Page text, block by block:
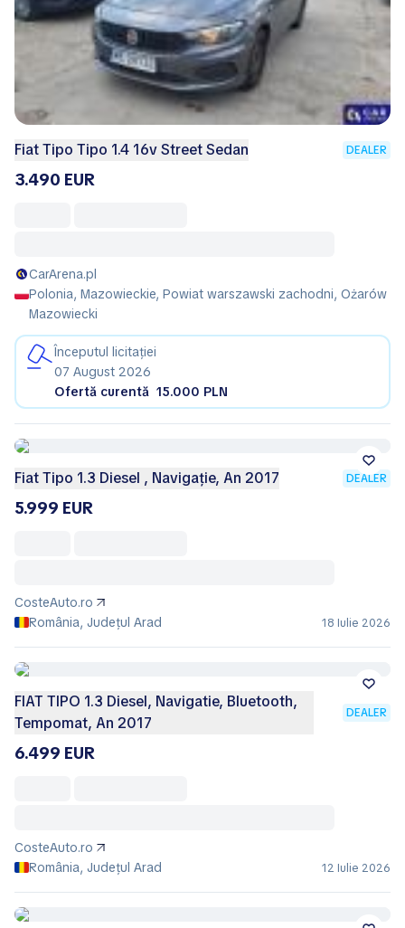
Fiat Tipo Tipo 1.4 16v Street Sedan DEALER
3.490 EUR
CarArena.pl
Polonia, Mazowieckie, Powiat warszawski zachodni, Ożarów
Mazowiecki
Începutul licitației
07 August 2026
Ofertă curentă 15.000 PLN
Fiat Tipo 1.3 Diesel , Navigație, An 2017 DEALER
5.999 EUR
CosteAuto.ro
România, Județul Arad
18 Iulie 2026
FIAT TIPO 1.3 Diesel, Navigatie, Bluetooth,
Tempomat, An 2017
DEALER
6.499 EUR
CosteAuto.ro
România, Județul Arad
12 Iulie 2026